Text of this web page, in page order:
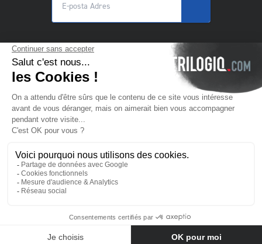
© 2025 Trilogiq SA.
TR- Türkçe
Bize ulaşın